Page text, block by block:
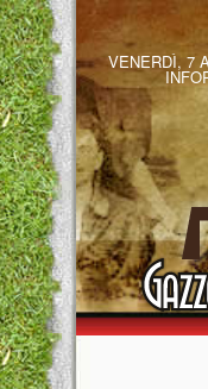
VENERDÌ, 7